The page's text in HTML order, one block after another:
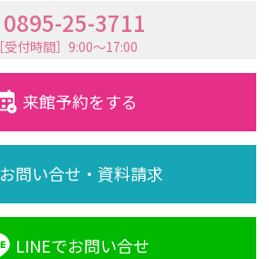
0895-25-3711
［受付時間］9:00〜17:00
来館予約をする
お問い合せ・資料請求
LINEでお問い合せ